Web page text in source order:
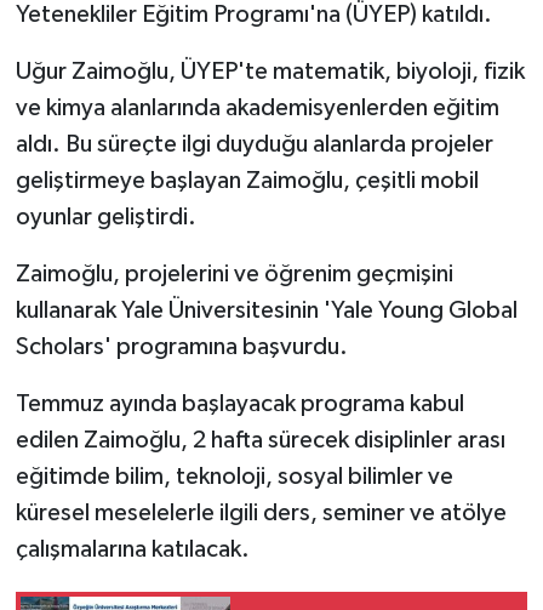
Yetenekliler Eğitim Programı'na (ÜYEP) katıldı.
Uğur Zaimoğlu, ÜYEP'te matematik, biyoloji, fizik
ve kimya alanlarında akademisyenlerden eğitim
aldı. Bu süreçte ilgi duyduğu alanlarda projeler
geliştirmeye başlayan Zaimoğlu, çeşitli mobil
oyunlar geliştirdi.
Zaimoğlu, projelerini ve öğrenim geçmişini
kullanarak Yale Üniversitesinin 'Yale Young Global
Scholars' programına başvurdu.
Temmuz ayında başlayacak programa kabul
edilen Zaimoğlu, 2 hafta sürecek disiplinler arası
eğitimde bilim, teknoloji, sosyal bilimler ve
küresel meselelerle ilgili ders, seminer ve atölye
çalışmalarına katılacak.